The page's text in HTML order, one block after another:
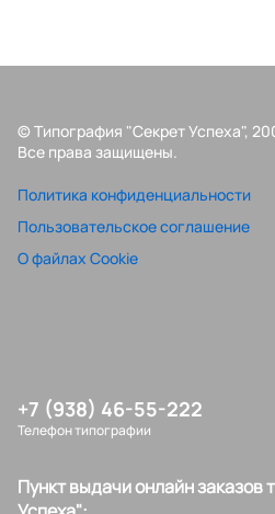
© Типография "Секрет Успеха",
Все права защищены.
Политика конфиденциальности
Пользовательское соглашение
О файлах Cookie
+7 (938) 46-55-222
Телефон типографии
Пункт выдачи онлайн заказов